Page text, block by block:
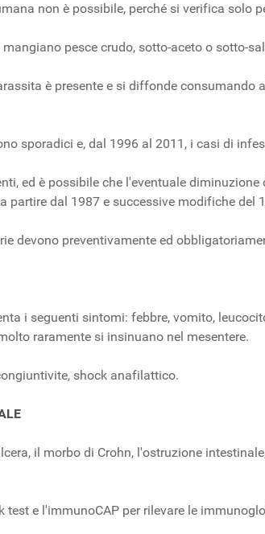
non è possibile, perché si verifica solo
pesce crudo, sotto-aceto o sotto-
è presente e si diffonde
sporadici e, dal 1996 al 2011, i casi di
ed è possibile che l'eventuale
partire dal 1987 e successive modifiche del
devono preventivamente ed
i seguenti sintomi: febbre, vomito,
raramente si insinuano nel mesentere.
shock anafilattico.
il morbo di Crohn, l'ostruzione
test e l'immunoCAP per rilevare le